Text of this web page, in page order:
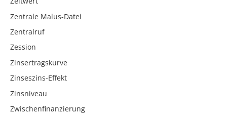
Zentrale Malus-Datei
Zentralruf
Zession
Zinsertragskurve
Zinseszins-Effekt
Zinsniveau
Zwischenfinanzierung